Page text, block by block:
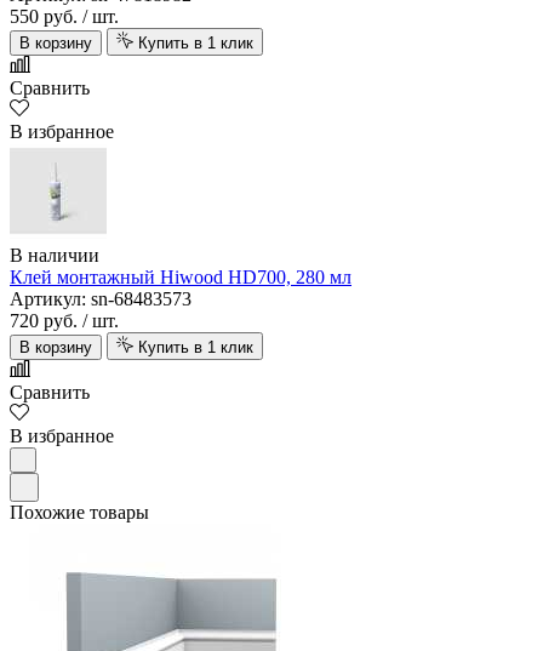
550 руб. / шт.
В корзину Купить в 1 клик
Сравнить
В избранное
В наличии
Клей монтажный Hiwood HD700, 280 мл
Артикул: sn-68483573
720 руб. / шт.
В корзину Купить в 1 клик
Сравнить
В избранное
Похожие товары